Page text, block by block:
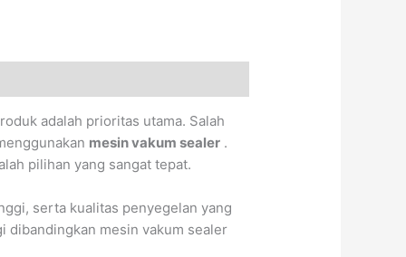
adalah prioritas utama. Salah
mesin vakum sealer .
pilihan yang sangat tepat.
serta kualitas penyegelan yang
dibandingkan mesin vakum sealer